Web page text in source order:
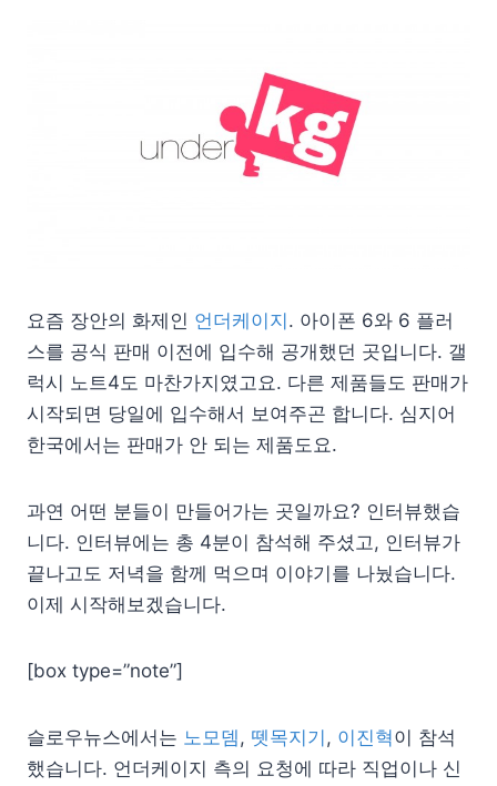
요즘 장안의 화제인 언더케이지. 아이폰 6와 6 플러
스를 공식 판매 이전에 입수해 공개했던 곳입니다. 갤
럭시 노트4도 마찬가지였고요. 다른 제품들도 판매가
시작되면 당일에 입수해서 보여주곤 합니다. 심지어
한국에서는 판매가 안 되는 제품도요.
과연 어떤 분들이 만들어가는 곳일까요? 인터뷰했습
니다. 인터뷰에는 총 4분이 참석해 주셨고, 인터뷰가
끝나고도 저녁을 함께 먹으며 이야기를 나눴습니다.
이제 시작해보겠습니다.
[box type=”note”]
슬로우뉴스에서는 노모뎀 , 뗏목지기 , 이진혁이 참석
했습니다. 언더케이지 측의 요청에 따라 직업이나 신